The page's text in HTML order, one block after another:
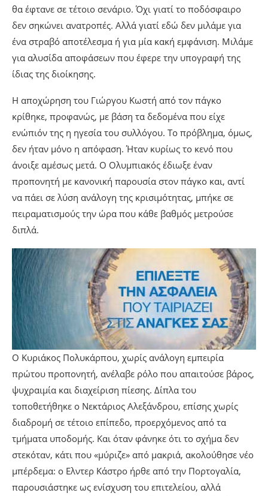
θα έφτανε σε τέτοιο σενάριο. Όχι γιατί το ποδόσφαιρο
δεν σηκώνει ανατροπές. Αλλά γιατί εδώ δεν μιλάμε για
ένα στραβό αποτέλεσμα ή για μία κακή εμφάνιση. Μιλάμε
για αλυσίδα αποφάσεων που έφερε την υπογραφή της
ίδιας της διοίκησης.
Η αποχώρηση του Γιώργου Κωστή από τον πάγκο
κρίθηκε, προφανώς, με βάση τα δεδομένα που είχε
ενώπιόν της η ηγεσία του συλλόγου. Το πρόβλημα, όμως,
δεν ήταν μόνο η απόφαση. Ήταν κυρίως το κενό που
άνοιξε αμέσως μετά. Ο Ολυμπιακός έδιωξε έναν
προπονητή με κανονική παρουσία στον πάγκο και, αντί
να πάει σε λύση ανάλογη της κρισιμότητας, μπήκε σε
πειραματισμούς την ώρα που κάθε βαθμός μετρούσε
διπλά.
Ο Κυριάκος Πολυκάρπου, χωρίς ανάλογη εμπειρία
πρώτου προπονητή, ανέλαβε ρόλο που απαιτούσε βάρος,
ψυχραιμία και διαχείριση πίεσης. Δίπλα του
τοποθετήθηκε ο Νεκτάριος Αλεξάνδρου, επίσης χωρίς
διαδρομή σε τέτοιο επίπεδο, προερχόμενος από τα
τμήματα υποδομής. Και όταν φάνηκε ότι το σχήμα δεν
στεκόταν, κάτι που «μύριζε» από μακριά, ακολούθησε νέο
μπέρδεμα: ο Ελντερ Κάστρο ήρθε από την Πορτογαλία,
παρουσιάστηκε ως ενίσχυση του επιτελείου, αλλά